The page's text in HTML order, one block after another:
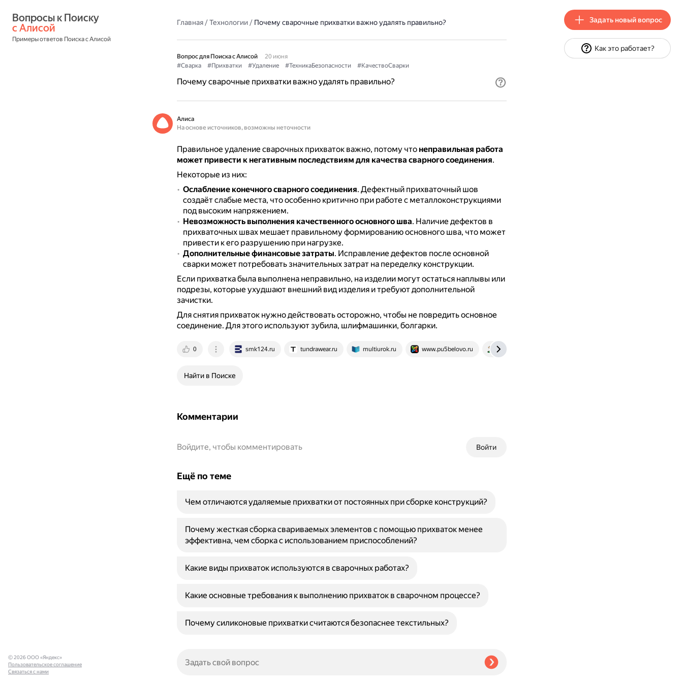
с Алисой
Примеры ответов Поиска с Алисой
Главная/Технологии/ Почему сварочные прихватки важно удалять правильно?
Вопрос для Поиска с Алисой
20 июня
#Сварка
#Прихватки #Удаление #ТехникаБезопасности #КачествоСварки
Почему сварочные прихватки важно удалять правильно?
Алиса
На основе источников, возможны неточности
Правильное удаление сварочных прихваток важно, потому что неправильная работа
может привести к негативным последствиям для качества сварного соединения.
Некоторые из них:
Ослабление конечного сварного соединения. Дефектный прихваточный шов
создаёт слабые места, что особенно критично при работе с металлоконструкциями
под высоким напряжением.
Невозможность выполнения качественного основного шва. Наличие дефектов в
прихваточных швах мешает правильному формированию основного шва, что может
привести к его разрушению при нагрузке.
Дополнительные финансовые затраты. Исправление дефектов после основной
сварки может потребовать значительных затрат на переделку конструкции.
Если прихватка была выполнена неправильно, на изделии могут остаться наплывы или
подрезы, которые ухудшают внешний вид изделия и требуют дополнительной
зачистки.
Для снятия прихваток нужно действовать осторожно, чтобы не повредить основное
соединение. Для этого используют зубила, шлифмашинки, болгарки.
0 smk124.ru tundrawear.ru multiurok.ru www.pu5belovo.ru www.svarcka.ru
Найти в Поиске
Комментарии
Войти
Войдите, чтобы комментировать
Ещё по теме
Чем отличаются удаляемые прихватки от постоянных при сборке конструкций?
Почему жесткая сборка свариваемых элементов с помощью прихваток менее
эффективна, чем сборка с использованием приспособлений?
Какие виды прихваток используются в сварочных работах?
Какие основные требования к выполнению прихваток в сварочном процессе?
Почему силиконовые прихватки считаются безопаснее текстильных?
© 2026 ООО «Яндекс»
Пользовательское соглашение
Связаться с нами
Задать новый вопрос
Как это работает?